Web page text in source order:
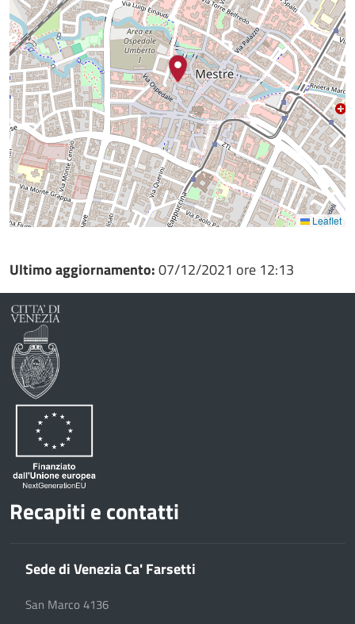
Leaflet
Ultimo aggiornamento:07/12/2021 ore 12:13
Recapiti e contatti
Sede di Venezia Ca' Farsetti
San Marco 4136